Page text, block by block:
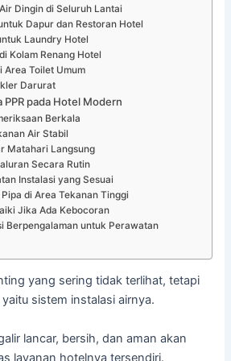
Dingin di Seluruh Lantai
Dapur dan Restoran Hotel
Laundry Hotel
Kolam Renang Hotel
Area Toilet Umum
Darurat
PPR pada Hotel Modern
Berkala
Air Stabil
Matahari Langsung
Secara Rutin
Instalasi yang Sesuai
di Area Tekanan Tinggi
Jika Ada Kebocoran
Berpengalaman untuk Perawatan
yang sering tidak terlihat, tetapi
sistem instalasi airnya.
lancar, bersih, dan aman akan
layanan hotelnya tersendiri.